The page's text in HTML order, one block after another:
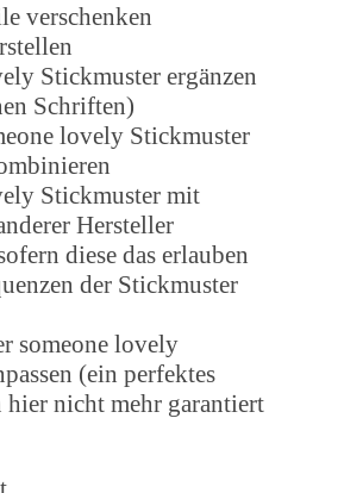
verschenken
Stickmuster ergänzen
Schriften)
lovely Stickmuster
Stickmuster mit
Hersteller
diese das erlauben
der Stickmuster
someone lovely
(ein perfektes
hier nicht mehr garantiert